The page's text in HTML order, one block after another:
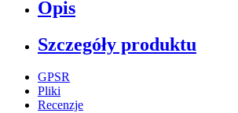
Opis
Szczegóły produktu
GPSR
Pliki
Recenzje